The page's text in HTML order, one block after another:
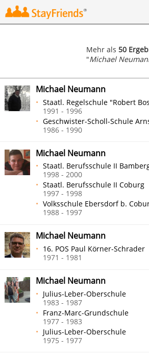
Suchen
Mehr als 50
"Michael
Michael Neumann
Staatl. Regelschule "Robert
1991 - 1996
Geschwister-Scholl-Schule
1986 - 1990
Michael Neumann
Staatl. Berufsschule II
1998 - 2000
Staatl. Berufsschule II Coburg
1997 - 1998
Volksschule Ebersdorf b.
1988 - 1997
Michael Neumann
16. POS Paul Körner-Schrader
1971 - 1981
Michael Neumann
Julius-Leber-Oberschule
1983 - 1987
Franz-Marc-Grundschule
1977 - 1983
Julius-Leber-Oberschule
1975 - 1977